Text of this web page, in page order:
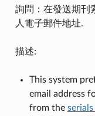
詢問：在發送期刊
人電子郵件地址.
描述:
This system
email address
from the